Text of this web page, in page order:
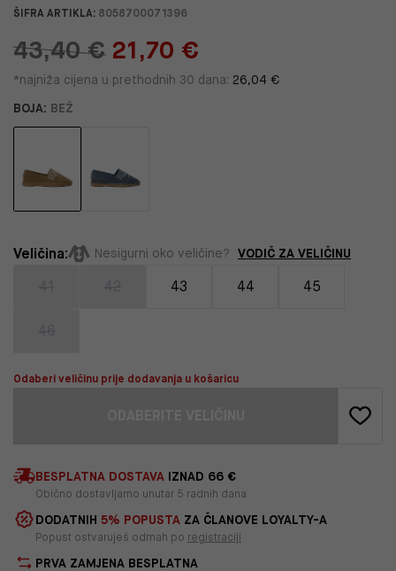
ŠIFRA ARTIKLA: 8058700071396
43,40 € 21,70 €
*najniža cijena u prethodnih 30 dana: 26,04 €
BOJA: BEŽ
Veličina: Nesigurni oko veličine? VODIČ ZA VELIČINU
43 44 45
Odaberi veličinu prije dodavanja u košaricu
BESPLATNA DOSTAVA IZNAD 66 €
Obično dostavljamo unutar 5 radnih dana
DODATNIH 5% POPUSTA ZA ČLANOVE LOYALTY-A
Popust ostvaruješ odmah po registraciji
PRVA ZAMJENA BESPLATNA